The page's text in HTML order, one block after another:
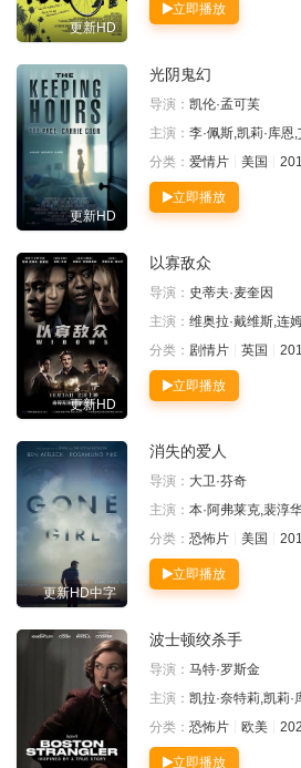
更新HD
立即播放
更新HD
光阴鬼幻
导演： 凯伦·孟可芙
主演： 李·佩斯,凯莉·库恩
分类： 爱情片 美国
立即播放
更新HD
以寡敌众
导演： 史蒂夫·麦奎因
主演： 维奥拉·戴维斯,连
分类： 剧情片 英国
立即播放
更新HD中字
消失的爱人
导演： 大卫·芬奇
主演： 本·阿弗莱克,裴淳
分类： 恐怖片 美国
立即播放
波士顿绞杀手
导演： 马特·罗斯金
主演： 凯拉·奈特莉,凯莉·
分类： 恐怖片 欧美
立即播放